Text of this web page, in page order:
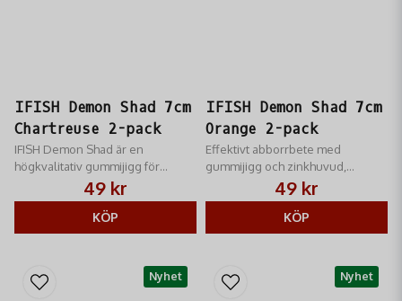
IFISH Demon Shad 7cm
Chartreuse 2-pack
IFISH Demon Shad är en
högkvalitativ gummijigg för
effektivt abborrfiske, designad av
Niklas Lures.
49 kr
KÖP
IFISH Demon Shad 7cm
Orange 2-pack
Effektivt abborrbete med
gummijigg och zinkhuvud,
designat av Niklas Lures för
optimal fångst.
49 kr
KÖP
Nyhet Nyhet